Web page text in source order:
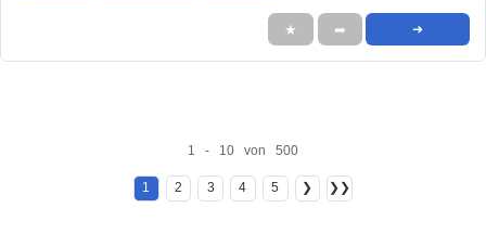
★ ➦ ➜
1 - 10 von 500
1 2 3 4 5 ❯ ❯❯